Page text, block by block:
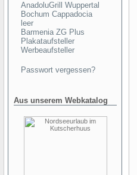
AnadoluGrill Wuppertal
Bochum Cappadocia
leer
Barmenia ZG Plus
Plakataufsteller
Werbeaufsteller
Passwort vergessen?
Aus unserem Webkatalog